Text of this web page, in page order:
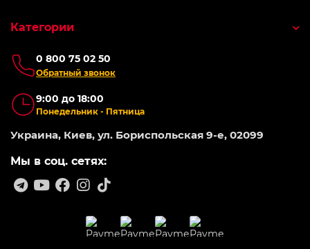
0 800 75 02 50
Обратный звонок
9:00 до 18:00
Понедельник - Пятница
Украина, Киев, ул. Бориспольская 9-е, 02099
Мы в соц. сетях:
Категории